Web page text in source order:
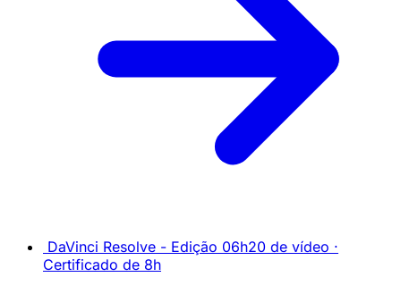
DaVinci Resolve - Edição 06h20 de vídeo ·
Certificado de 8h